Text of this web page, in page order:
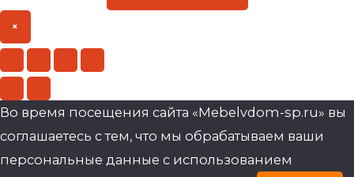
×
Во время посещения сайта «Mebelvdom-sp.ru» вы
соглашаетесь с тем, что мы обрабатываем ваши
персональные данные с использованием